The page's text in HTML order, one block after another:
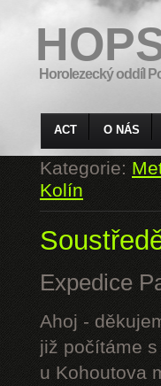
Horolezecký oddíl
ACT O NÁS
Kategorie:
Kolín
Expedice
Ahoj -
již počítáme
u Kohoutova